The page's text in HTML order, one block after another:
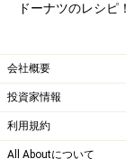
5 生地をしぼ
ドーナツのレシ
会社概要
投資家情報
利用規約
All Aboutについて